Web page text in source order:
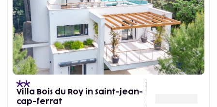
Villa Bois du Roy in Saint-jean-
cap-ferrat